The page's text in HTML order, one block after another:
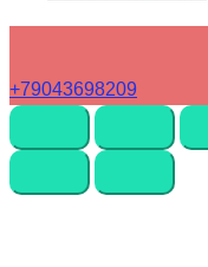
+79043698209